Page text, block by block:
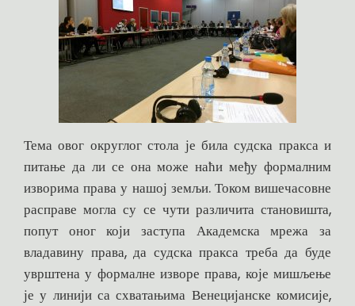
Тема овог округлог стола је била судска пракса и
питање да ли се она може наћи међу формалним
изворима права у нашој земљи. Током вишечасовне
расправе могла су се чути различита становишта,
попут оног који заступа Академска мрежа за
владавину права, да судска пракса треба да буде
уврштена у формалне изворе права, које мишљење
је у линији са схватањима Венецијанске комисије,